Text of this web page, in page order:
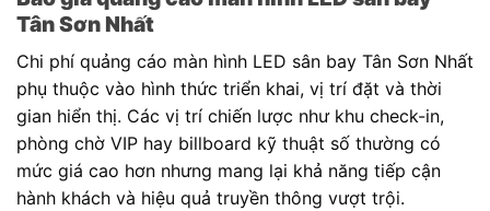
Tân Sơn Nhất
Chi phí quảng cáo màn hình LED sân bay Tân Sơn Nhất
phụ thuộc vào hình thức triển khai, vị trí đặt và thời
gian hiển thị. Các vị trí chiến lược như khu check-in,
phòng chờ VIP hay billboard kỹ thuật số thường có
mức giá cao hơn nhưng mang lại khả năng tiếp cận
hành khách và hiệu quả truyền thông vượt trội.